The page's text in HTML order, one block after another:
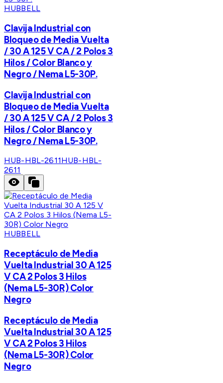
HUBBELL
Clavija Industrial con
Bloqueo de Media Vuelta
/ 30 A 125 V CA / 2 Polos 3
Hilos / Color Blanco y
Negro / Nema L5-30P.
Clavija Industrial con
Bloqueo de Media Vuelta
/ 30 A 125 V CA / 2 Polos 3
Hilos / Color Blanco y
Negro / Nema L5-30P.
HUB-HBL-2611HUB-HBL-
2611
HUBBELL
Receptáculo de Media
Vuelta Industrial 30 A 125
V CA 2 Polos 3 Hilos
(Nema L5-30R) Color
Negro
Receptáculo de Media
Vuelta Industrial 30 A 125
V CA 2 Polos 3 Hilos
(Nema L5-30R) Color
Negro